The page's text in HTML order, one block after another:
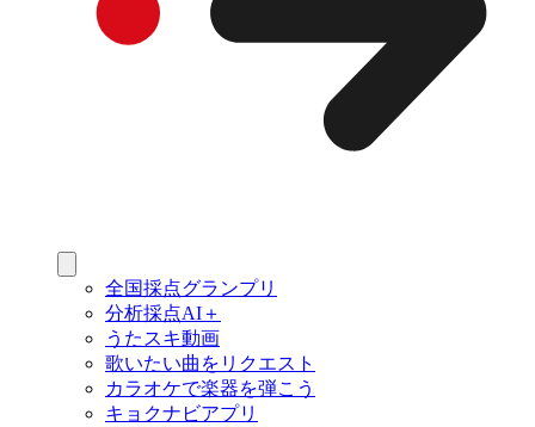
全国採点グランプリ
分析採点AI＋
うたスキ動画
歌いたい曲をリクエスト
カラオケで楽器を弾こう
キョクナビアプリ